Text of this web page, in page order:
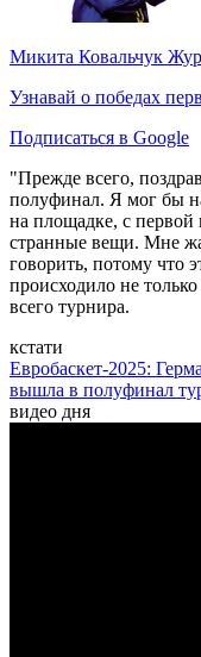
Микита Ковальчук
Узнавай о победах
Подписаться в Google
"Прежде всего,
полуфинал. Я мог бы
на площадке, с
странные вещи. Мне
говорить, потому что
происходило не
всего турнира.
кстати
Евробаскет-2025:
вышла в полуфинал
видео дня